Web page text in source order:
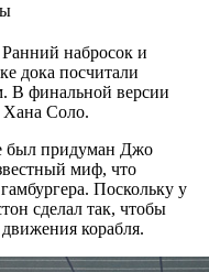
набросок и
дока посчитали
В финальной версии
Хана Соло.
был придуман Джо
миф, что
Поскольку у
сделал так, чтобы
корабля.